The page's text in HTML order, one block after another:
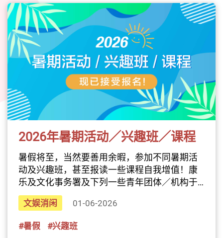
质文化遗产音乐的越南杂技，每一场都像是在
重新书写亚洲艺术的风景。而深受喜爱的「亚
裔艺采+」户外嘉年华也将再次回归，为整个艺
术节画下充满活力的压轴篇章。搭配一系列主
题展览与延伸活动，本届「亚艺无疆」将邀集
来自超过30个亚洲及「一带一路」国家与地区
的艺术家参与，当中包含首次加入的巴西、摩
尔多瓦与捷克等，共呈现约100场演出与活动，
带领市民与旅客走入世界文化的缤纷脉动。在
这个创意与文化交织的季节，就让我们一同踏
入多元而丰富的艺术风景，感受一场充满惊喜
与灵感的文化盛事。
揭幕节目《三角演义》音乐会九月上演的开幕
节目《三角演义》音乐会由香港流行音乐金牌
监制王双骏领军，伙拍鼓手恭硕良、结他手瞿
俊僖、乐队主音Jan Curious等本地班底，加上
首度来港的蒙古重金属乐队Uuhai以马头琴结合
琴配搭韩流女声，还有泰国独立流行组合KIKI
2026年暑期活动／兴趣班／课程
暑假将至，当然要善用余暇，参加不同暑期活
动及兴趣班，甚至报读一些课程自我增值！康
乐及文化事务署及下列一些青年团体／机构于
今年暑假期间将举办不同类型的精彩活动，相
信总有一些合你心意。不论你是青少年，或者
是新手爸爸妈妈，一样可以发掘到适合自己和
家人的活动，一同享受盛夏！1. 康乐及文化事
文娱消闲
01-06-2026
#暑假
#兴趣班